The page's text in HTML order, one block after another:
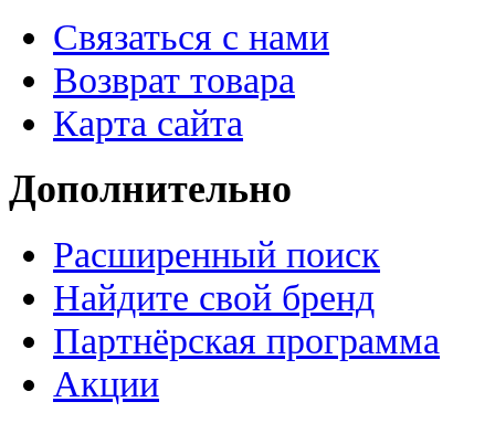
Связаться с нами
Возврат товара
Карта сайта
Дополнительно
Расширенный поиск
Найдите свой бренд
Партнёрская программа
Акции